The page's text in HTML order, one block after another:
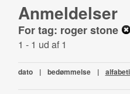
Anmeldelser
For tag: roger stone
1 - 1 ud af 1
dato | bedømmelse |